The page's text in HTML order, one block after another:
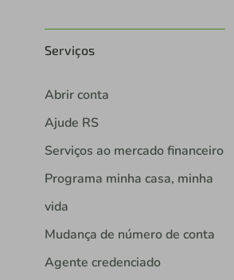
Serviços
Abrir conta
Ajude RS
Serviços ao mercado financeiro
Programa minha casa, minha
vida
Mudança de número de conta
Agente credenciado